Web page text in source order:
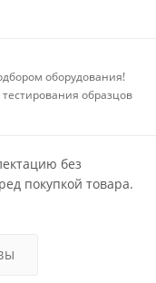
оборудования!
образцов
без
покупкой товара.